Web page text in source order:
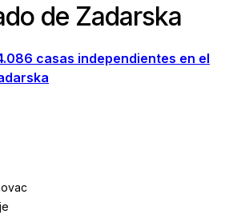
de Zadarska
casas independientes en el